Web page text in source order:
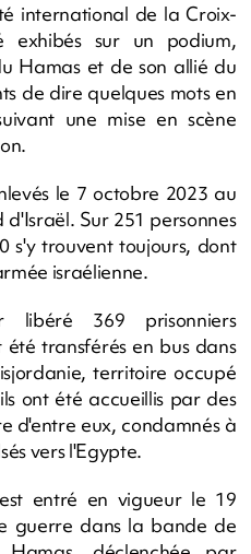
international de la Croix-
exhibés sur un podium,
Hamas et de son allié du
de dire quelques mots en
une mise en scène
le 7 octobre 2023 au
Sur 251 personnes
s'y trouvent toujours, dont
israélienne.
369 prisonniers
transférés en bus dans
territoire occupé
ont été accueillis par des
d'entre eux, condamnés à
vers l'Egypte.
entré en vigueur le 19
guerre dans la bande de